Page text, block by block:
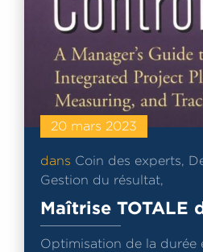
20 mars 2023
dans Coin des experts,
Gestion du résultat,
Maîtrise TOTALE
Optimisation de la durée